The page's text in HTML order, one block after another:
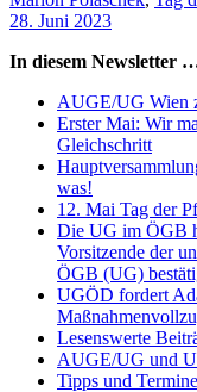
28. Juni 2023
In diesem Newsletter
AUGE/UG Wien
Erster Mai: Wir
Gleichschritt
was!
12. Mai Tag der
Die UG im ÖGB
Vorsitzende der
ÖGB (UG)
UGÖD fordert
Lesenswerte
AUGE/UG und
Tipps und Termine